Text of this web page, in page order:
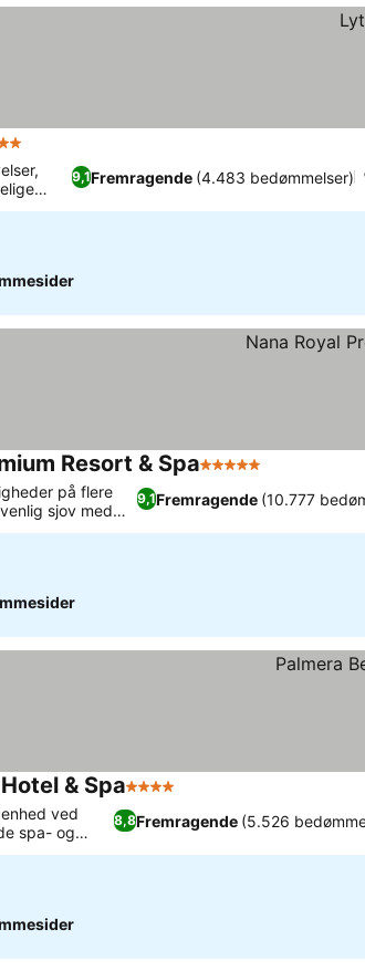
9,1Fremragende (4.483 bedømmelser)
Resort & Spa5 Stjerner
9,1Fremragende (10.777
på flere
sjov med
& Spa4 Stjerner
8,8Fremragende (5.526
ved
spa- og